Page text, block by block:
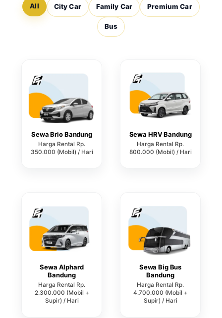
All City Car Family Car Premium Car
Bus
Sewa Brio Bandung
Harga Rental Rp.
350.000 (Mobil) / Hari
Sewa HRV Bandung
Harga Rental Rp.
800.000 (Mobil) / Hari
Sewa Alphard
Bandung
Harga Rental Rp.
2.300.000 (Mobil +
Supir) / Hari
Sewa Big Bus
Bandung
Harga Rental Rp.
4.700.000 (Mobil +
Supir) / Hari